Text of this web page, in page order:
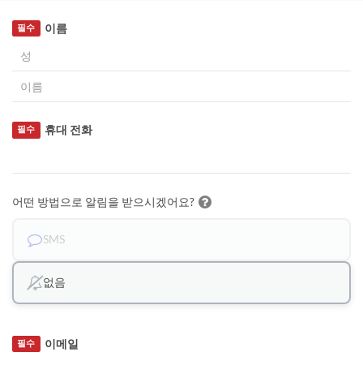
이름
필수
휴대 전화
필수
어떤 방법으로 알림을 받으시겠어요?
SMS
없음
이메일
필수